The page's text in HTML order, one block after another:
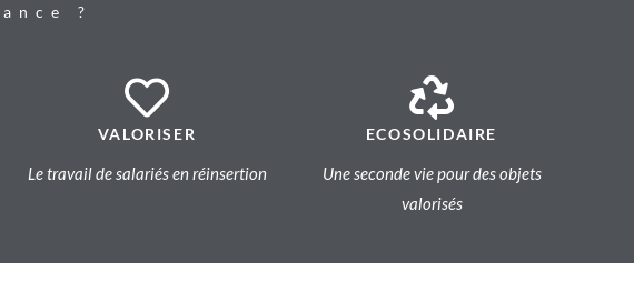
?
VALORISER
Le travail de salariés en réinsertion
ECOSOLIDAIRE
Une seconde vie pour des objets
valorisés